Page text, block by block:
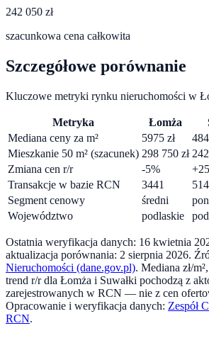
242 050 zł
szacunkowa cena całkowita
Szczegółowe porównanie
Kluczowe metryki rynku nieruchomości w
Metryka Łomża
Mediana ceny za m²
5975 zł
Mieszkanie 50 m² (szacunek) 298 750 zł
Zmiana cen r/r
-5% +
Transakcje w bazie RCN
3441
Segment cenowy
średni
Województwo
podlaskie
Ostatnia weryfikacja danych: 16 kwietnia
aktualizacja porównania: 2 sierpnia 2026.
Nieruchomości (dane.gov.pl). Mediana zł/
trend r/r dla Łomża i Suwałki pochodzą z
zarejestrowanych w RCN — nie z cen
Opracowanie i weryfikacja danych: Zespół
RCN.